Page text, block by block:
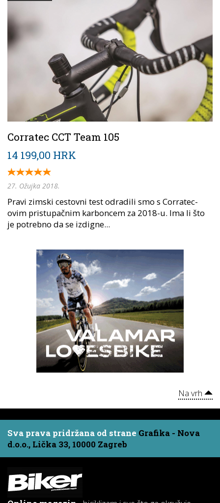
Corratec CCT Team 105
14 199,00 HRK
27. Ožujka 2018.
Pravi zimski cestovni test odradili smo s Corratec-
ovim pristupačnim karboncem za 2018-u. Ima li što
je potrebno da se izdigne...
Na vrh
Sva prava pridržana od strane Grafika - Nova
d.o.o., Lička 33, 10000 Zagreb